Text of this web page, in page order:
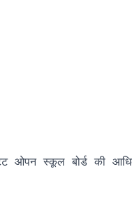
ओपन स्कूल बोर्ड की